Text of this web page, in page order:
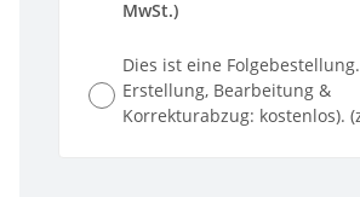
MwSt.)
Dies ist eine
Erstellung, Bearbeitung &
Korrekturabzug: kostenlos).